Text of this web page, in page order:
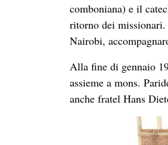
comboniana) e il
ritorno dei
Nairobi,
Alla fine di gennaio
assieme a mons.
anche fratel Hans